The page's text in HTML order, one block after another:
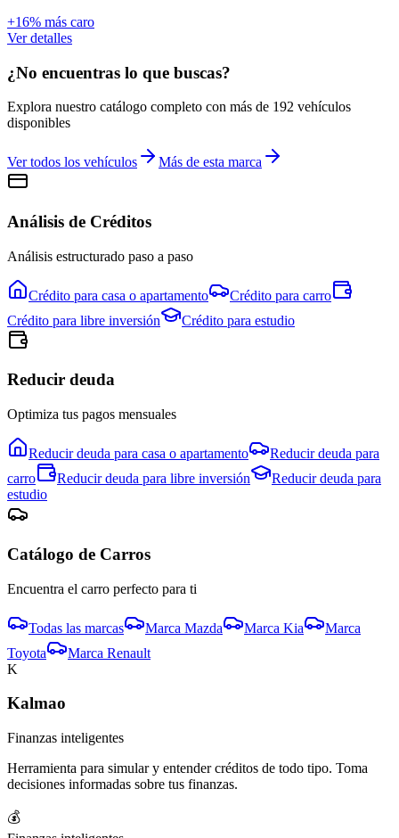
+16% más caro
Ver detalles
¿No encuentras lo que buscas?
Explora nuestro catálogo completo con más de 192 vehículos
disponibles
Ver todos los vehículos Más de esta marca
Análisis de Créditos
Análisis estructurado paso a paso
Crédito para casa o apartamento Crédito para carro
Crédito para libre inversión Crédito para estudio
Reducir deuda
Optimiza tus pagos mensuales
Reducir deuda para casa o apartamento
Reducir deuda para
carro
Reducir deuda para libre inversión
Reducir deuda para
estudio
Catálogo de Carros
Encuentra el carro perfecto para ti
Todas las marcas Marca Mazda Marca Kia
Marca
Toyota
Marca Renault
K
Kalmao
Finanzas inteligentes
Herramienta para simular y entender créditos de todo tipo. Toma
decisiones informadas sobre tus finanzas.
💰